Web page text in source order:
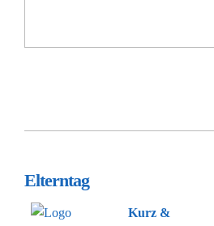
Elterntag
Kurz &